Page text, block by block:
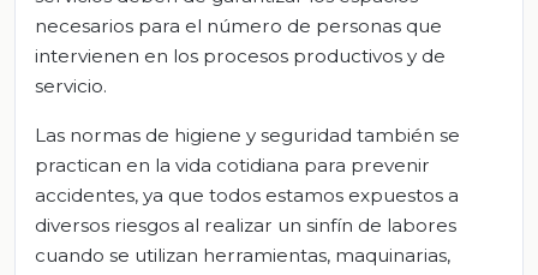
necesarios para el número de personas que
intervienen en los procesos productivos y de
servicio.
Las normas de higiene y seguridad también se
practican en la vida cotidiana para prevenir
accidentes, ya que todos estamos expuestos a
diversos riesgos al realizar un sinfín de labores
cuando se utilizan herramientas, maquinarias,